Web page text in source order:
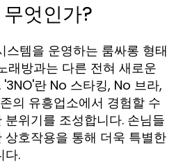
엇인가?
스템을 운영하는 룸싸롱 형태
래방과는 다른 전혀 새로운
란 No 스타킹, No 브라,
의 유흥업소에서 경험할 수
위기를 조성합니다. 손님들
상호작용을 통해 더욱 특별한
다.